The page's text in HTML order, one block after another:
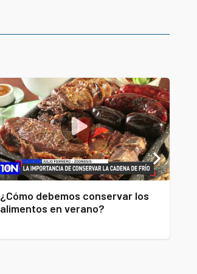
¿Cómo debemos conservar los
alimentos en verano?